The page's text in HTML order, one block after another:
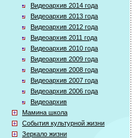
Видеоархив 2014 года
Видеоархив 2013 года
Видеоархив 2012 года
Видеоархив 2011 года
Видеоархив 2010 года
Видеоархив 2009 года
Видеоархив 2008 года
Видеоархив 2007 года
Видеоархив 2006 года
Видеоархив
Мамина школа
События культурной жизни
Зеркало жизни